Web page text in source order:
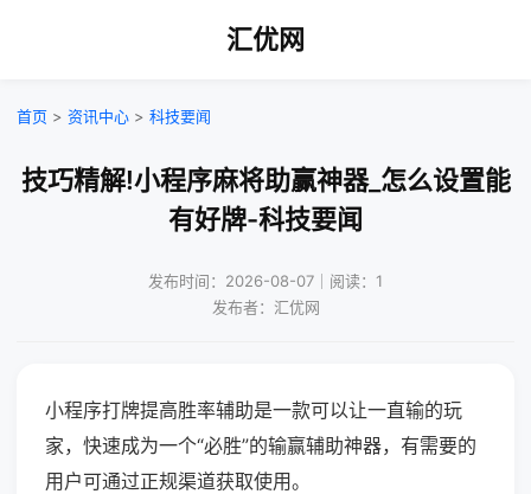
汇优网
首页 > 资讯中心 > 科技要闻
技巧精解!小程序麻将助赢神器_怎么设置能
有好牌-科技要闻
发布时间：2026-08-07｜阅读：1
发布者：汇优网
小程序打牌提高胜率辅助是一款可以让一直输的玩
家，快速成为一个“必胜”的输赢辅助神器，有需要的
用户可通过正规渠道获取使用。